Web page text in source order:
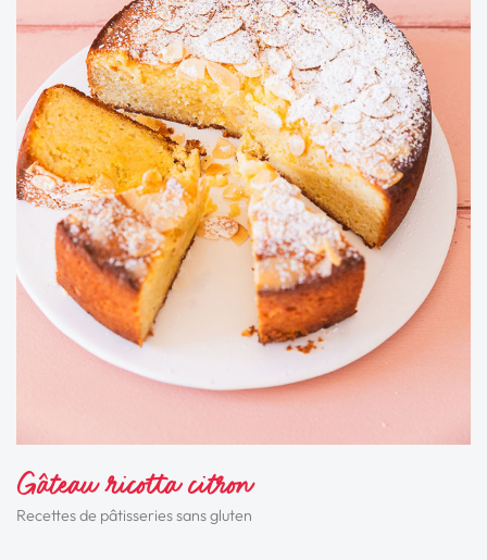
Gâteau ricotta citron
Recettes de pâtisseries sans gluten